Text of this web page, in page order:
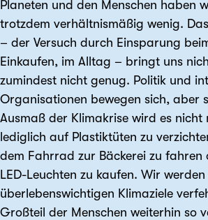
Planeten und den Menschen haben
trotzdem verhältnismäßig wenig.
– der Versuch durch Einsparung
Einkaufen, im Alltag – bringt uns
zumindest nicht genug. Politik und
Organisationen bewegen sich, aber
Ausmaß der Klimakrise wird es nicht
lediglich auf Plastiktüten zu
dem Fahrrad zur Bäckerei zu fahren
LED-Leuchten zu kaufen. Wir
überlebenswichtigen Klimaziele
Großteil der Menschen weiterhin so